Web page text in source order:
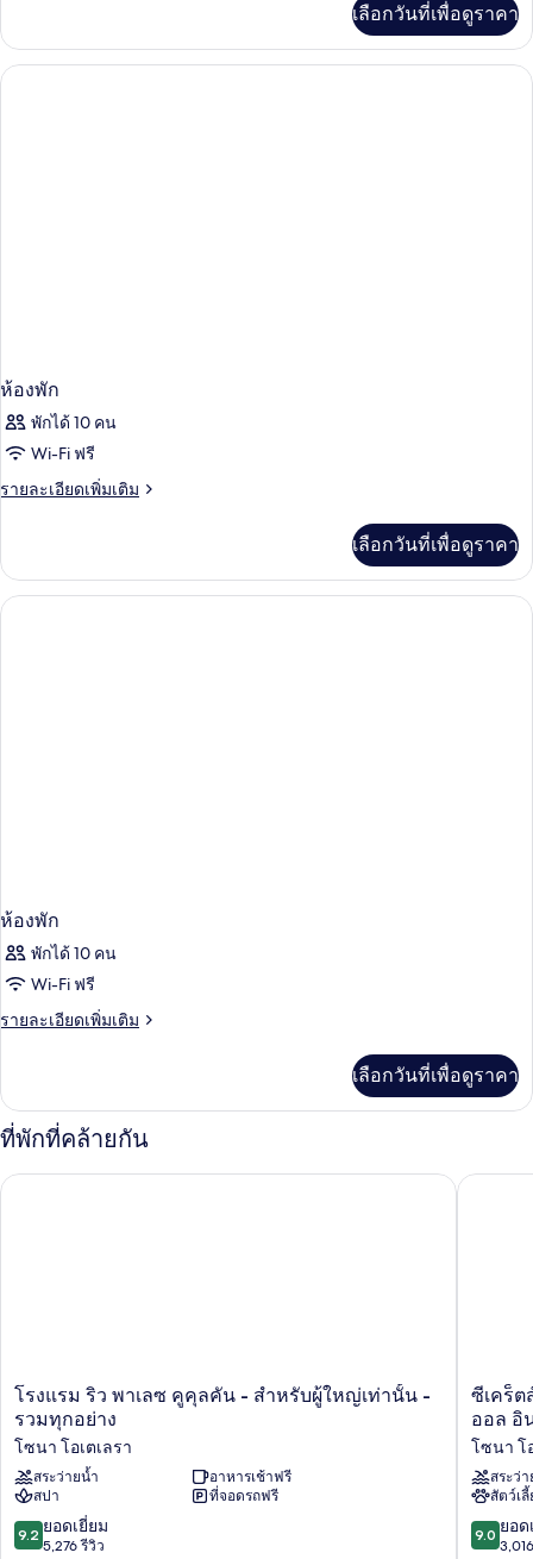
เกี่ยว
กับ
ห้อง
เลือกวันที่เพื่อดูราคา
ห้องพัก
พักได้ 10 คน
Wi-Fi ฟรี
รายละเอียดเพิ่มเติม
ราย
เกี่ยว
กับ
ห้อง
เลือกวันที่เพื่อดูราคา
ห้องพัก
พักได้ 10 คน
Wi-Fi ฟรี
รายละเอียดเพิ่มเติม
ราย
เกี่ยว
กับ
ห้อง
เลือกวันที่เพื่อดูราคา
ที่พักที่คล้ายกัน
โรงแรม
ริว
พา
เลซ
คู
คุ
ลคัน
-
โรงแรม ริว พาเลซ คูคุลคัน - สำหรับผู้ใหญ่เท่านั้น -
รวมทุกอย่าง
โซนา โอเตเลรา
สระว่ายน้ำ
อาหารเช้าฟรี
สปา
ที่จอดรถฟรี
9.2
จาก
9.2 ยอดเยี่ยม
5,276 รีวิว
โรงแรม ริว พาเลซ คูคุลคัน - สำหรับผู้ใหญ่เท่านั้น - รวมทุกอย่าง
ซี
เคร็ตส์
เดอะ
ไวน์
แคน
คูน
-
เฉพาะ
ซีเคร็ต
ออล อิ
โซนา โ
สระว่
สัตว์เ
9.0
จาก
9.0 ยอด
ซีเคร็ตส์